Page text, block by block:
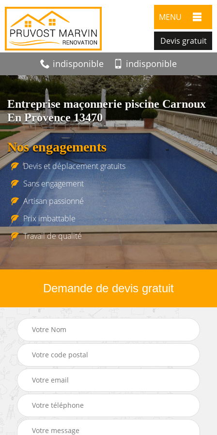
MENU
Devis gratuit
indisponible indisponible
Entreprise maçonnerie piscine Carnoux
En Provence 13470
Nos engagements
Devis et déplacement gratuits
Sans engagement
Artisan passionné
Prix imbattable
Travail de qualité
Demande de devis gratuit